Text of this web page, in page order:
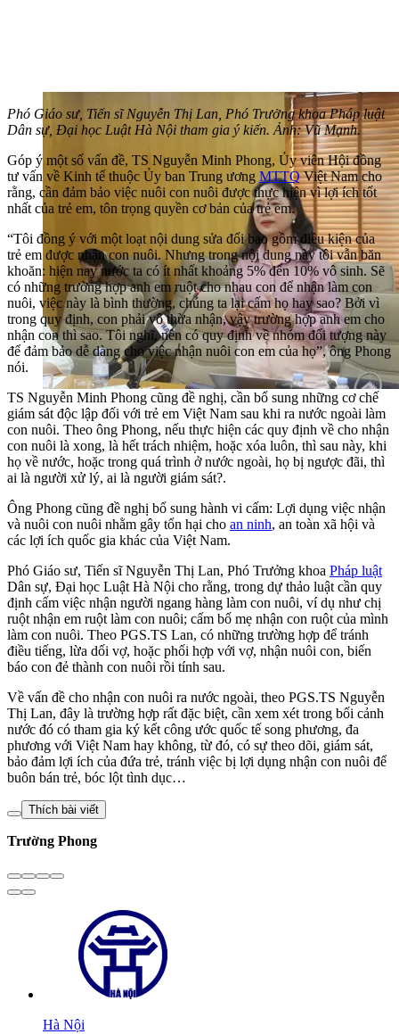
Phó Giáo sư, Tiến sĩ Nguyễn Thị Lan, Phó Trưởng khoa Pháp luật
Dân sự, Đại học Luật Hà Nội tham gia ý kiến. Ảnh: Vũ Mạnh.
Góp ý một số vấn đề, TS Nguyễn Minh Phong, Ủy viên Hội đồng
tư vấn về Kinh tế thuộc Ủy ban Trung ương MTTQViệt Nam cho
rằng, cần đảm bảo việc nuôi con nuôi được thực hiện vì lợi ích tốt
nhất của trẻ em, tôn trọng quyền cơ bản của trẻ em.
“Tôi đồng ý với một loạt nội dung sửa đổi bao gồm điều kiện của
trẻ em được nhận con nuôi. Nhưng trong nội dung này tôi vẫn băn
khoăn: hiện nay nước ta có ít nhất khoảng 5% đến 10% vô sinh. Sẽ
có những trường hợp anh em ruột cho nhau con để nhận làm con
nuôi, việc này là bình thường, chúng ta lại cấm họ hay sao? Bởi vì
trong quy định, con phải vô thừa nhận, vậy trường hợp anh em cho
nhận con thì sao. Tôi nghĩ, nên có quy định về nhóm đối tượng này
để đảm bảo dễ dàng cho việc nhận nuôi con em của họ”, ông Phong
nói.
TS Nguyễn Minh Phong cũng đề nghị, cần bổ sung những cơ chế
giám sát độc lập đối với trẻ em Việt Nam sau khi ra nước ngoài làm
con nuôi. Theo ông Phong, nếu thực hiện các quy định về cho nhận
con nuôi là xong, là hết trách nhiệm, hoặc xóa luôn, thì sau này, khi
họ về nước, hoặc trong quá trình ở nước ngoài, họ bị ngược đãi, thì
ai là người xử lý, ai là người giám sát?.
Ông Phong cũng đề nghị bổ sung hành vi cấm: Lợi dụng việc nhận
và nuôi con nuôi nhằm gây tổn hại cho an ninh, an toàn xã hội và
các lợi ích quốc gia khác của Việt Nam.
Phó Giáo sư, Tiến sĩ Nguyễn Thị Lan, Phó Trưởng khoa Pháp luật
Dân sự, Đại học Luật Hà Nội cho rằng, trong dự thảo luật cần quy
định cấm việc nhận người ngang hàng làm con nuôi, ví dụ như chị
ruột nhận em ruột làm con nuôi; cấm bố mẹ nhận con ruột của mình
làm con nuôi. Theo PGS.TS Lan, có những trường hợp để tránh
điều tiếng, lừa dối vợ, hoặc phối hợp với vợ, nhận nuôi con, biến
báo con đẻ thành con nuôi rồi tính sau.
Về vấn đề cho nhận con nuôi ra nước ngoài, theo PGS.TS Nguyễn
Thị Lan, đây là trường hợp rất đặc biệt, cần xem xét trong bối cảnh
nước đó có tham gia ký kết công ước quốc tế song phương, đa
phương với Việt Nam hay không, từ đó, có sự theo dõi, giám sát,
bảo đảm lợi ích của đứa trẻ, tránh việc bị lợi dụng nhận con nuôi để
buôn bán trẻ, bóc lột tình dục…
Thích bài viết
Trường Phong
Hà Nội